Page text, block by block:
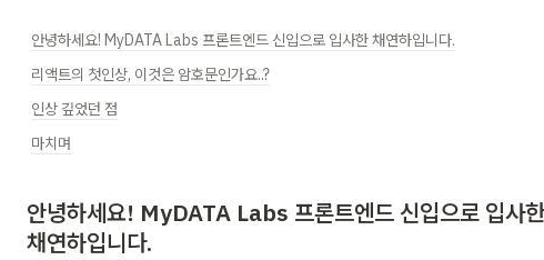
안녕하세요! MyDATA Labs 프론트엔드 신입으로 입사한 채연하입니다.
리액트의 첫인상, 이것은 암호문인가요..?
인상 깊었던 점
마치며
안녕하세요! MyDATA Labs 프론트엔드 신입으로 입사한
채연하입니다.